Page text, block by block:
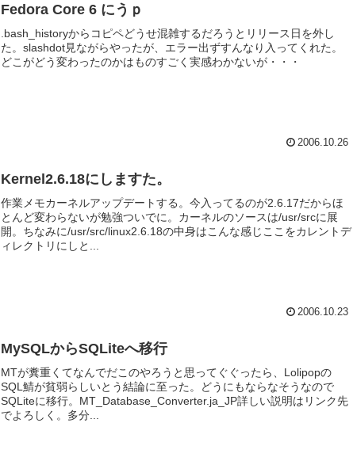
Fedora Core 6 にうｐ
.bash_historyからコピペどうせ混雑するだろうとリリース日を外し
た。slashdot見ながらやったが、エラー出ずすんなり入ってくれた。
どこがどう変わったのかはものすごく実感わかないが・・・
2006.10.26
Kernel2.6.18にしますた。
作業メモカーネルアップデートする。今入ってるのが2.6.17だからほ
とんど変わらないが勉強ついでに。カーネルのソースは/usr/srcに展
開。ちなみに/usr/src/linux2.6.18の中身はこんな感じここをカレントデ
ィレクトリにしと...
2006.10.23
MySQLからSQLiteへ移行
MTが糞重くてなんでだこのやろうと思ってぐぐったら、Lolipopの
SQL鯖が貧弱らしいとう結論に至った。どうにもならなそうなので
SQLiteに移行。MT_Database_Converter.ja_JP詳しい説明はリンク先
でよろしく。多分...